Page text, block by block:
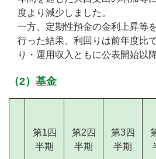
度より減少しました。
一方、定期性預金の金利上昇等
行った結果、利回りは前年度比
り・運用収入ともに公表開始以
（2）基金
第1四
半期
第2四
半期
第3四
半期